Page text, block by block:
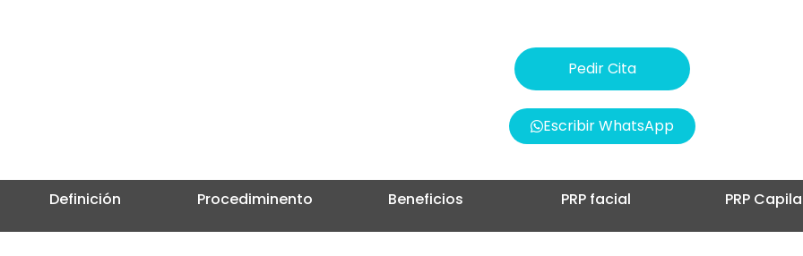
Pedir Cita
Escribir WhatsApp
Definición Procediminento Beneficios PRP facial PRP